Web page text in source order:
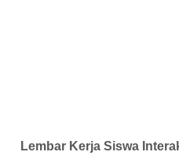
Lembar Kerja Siswa